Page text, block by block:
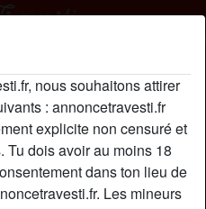
nous souhaitons attirer
: annoncetravesti.fr
explicite non censuré et
Tu dois avoir au moins 18
dans ton lieu de
Les mineurs